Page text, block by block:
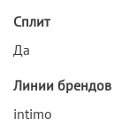
Сплит
Да
Линии брендов
intimo